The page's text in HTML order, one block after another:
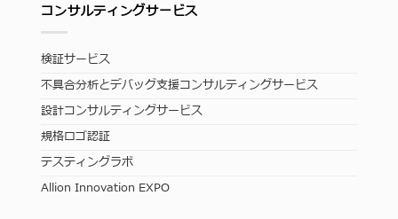
コンサルティングサービス
検証サービス
不具合分析とデバッグ支援コンサルティングサービス
設計コンサルティングサービス
規格ロゴ認証
テスティングラボ
Allion Innovation EXPO